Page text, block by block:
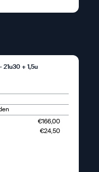
+ 1,5u
€166,00
€24,50